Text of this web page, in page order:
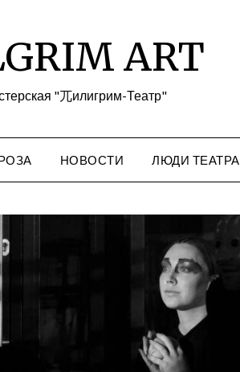
ART
"兀илигрим-Театр"
НОВОСТИ ЛЮДИ ТЕАТРА